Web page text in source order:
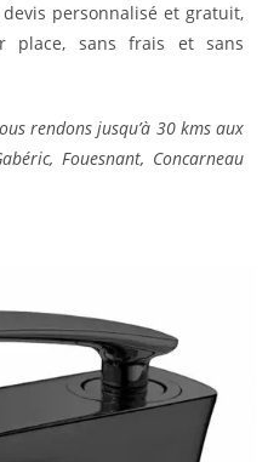
personnalisé et gratuit,
place, sans frais et sans
rendons jusqu’à 30 kms aux
Fouesnant, Concarneau